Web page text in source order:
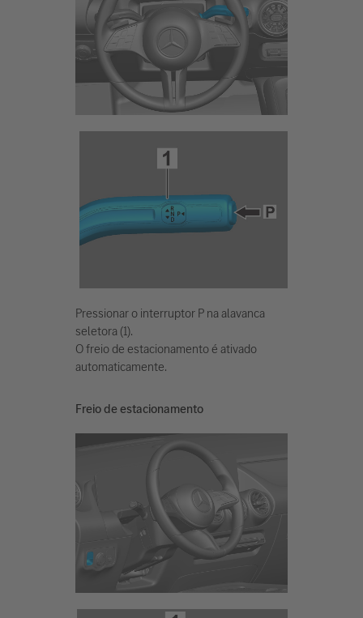
Pressionar o interruptor P na alavanca
seletora (1).
O freio de estacionamento é ativado
automaticamente.
Freio de estacionamento